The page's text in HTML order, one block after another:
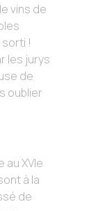
vins de
!
les jurys
de
oublier
XVIe
à la
de